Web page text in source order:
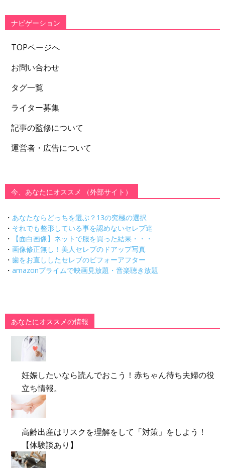
ー
ナビゲーション
TOPページへ
お問い合わせ
タグ一覧
ライター募集
記事の監修について
運営者・広告について
今、あなたにオススメ （外部サイト）
・ あなたならどっちを選ぶ？13の究極の選択
・ それでも整形している事を認めないセレブ達
・
【面白画像】ネットで服を買った結果・・・
・ 画像修正無し！美人セレブのドアップ写真
・ 歯をお直ししたセレブのビフォーアフター
・ amazonプライムで映画見放題・音楽聴き放題
あなたにオススメの情報
妊娠したいなら読んでおこう！赤ちゃん待ち夫婦の役
立ち情報。
高齢出産はリスクを理解をして「対策」をしよう！
【体験談あり】